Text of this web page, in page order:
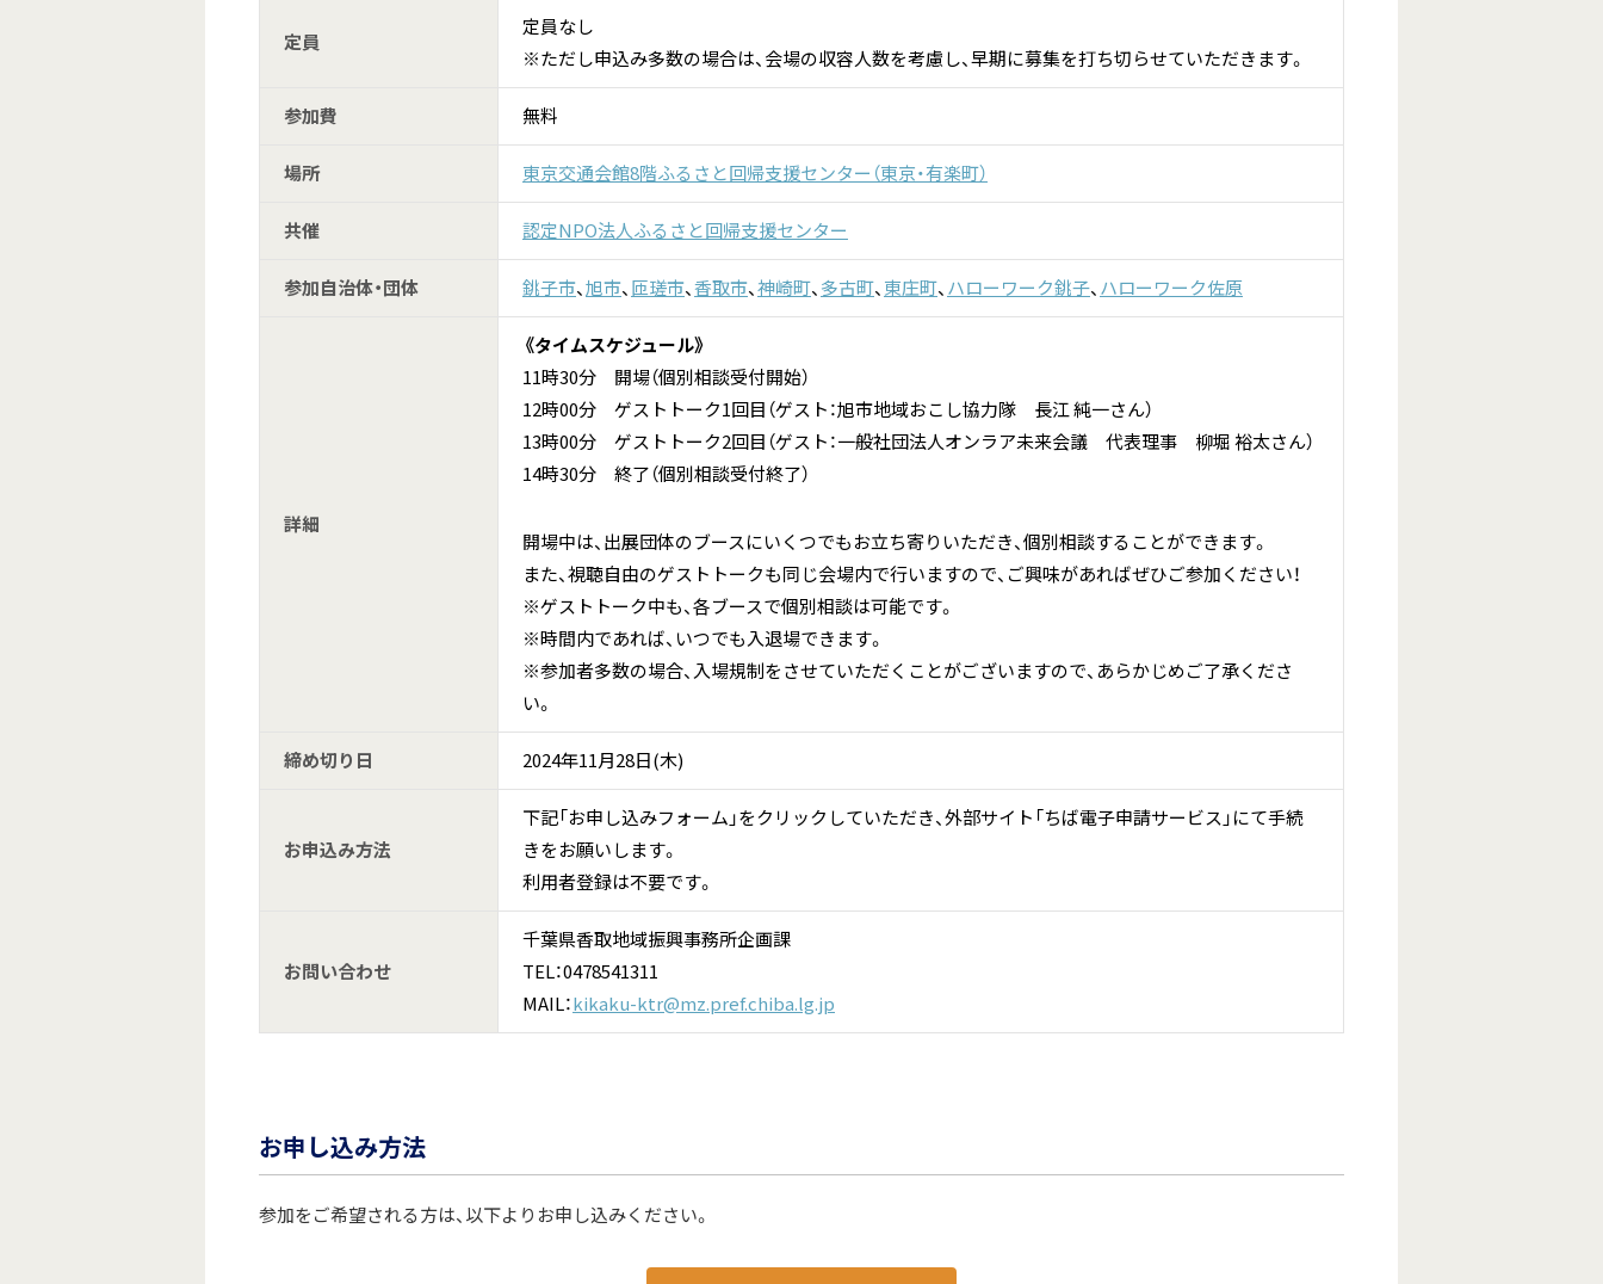
定員
定員なし
※ただし申込み多数の場合は、会場の収容人数を考慮し、早期に募集を打ち切らせていただきます。
参加費 無料
場所 東京交通会館8階ふるさと回帰支援センター（東京・有楽町）
共催 認定NPO法人ふるさと回帰支援センター
参加自治体・団体 銚子市、旭市、匝瑳市、香取市、神崎町、多古町、東庄町、ハローワーク銚子、ハローワーク佐原
詳細
《タイムスケジュール》
11時30分 開場（個別相談受付開始）
12時00分 ゲストトーク1回目（ゲスト：旭市地域おこし協力隊 長江 純一さん）
13時00分 ゲストトーク2回目（ゲスト：一般社団法人オンラア未来会議 代表理事 柳堀 裕太さん）
14時30分 終了（個別相談受付終了）
開場中は、出展団体のブースにいくつでもお立ち寄りいただき、個別相談することができます。
また、視聴自由のゲストトークも同じ会場内で行いますので、ご興味があればぜひご参加ください！
※ゲストトーク中も、各ブースで個別相談は可能です。
※時間内であれば、いつでも入退場できます。
※参加者多数の場合、入場規制をさせていただくことがございますので、あらかじめご了承くださ
い。
締め切り日 2024年11月28日(木)
お申込み方法
下記「お申し込みフォーム」をクリックしていただき、外部サイト「ちば電子申請サービス」にて手続
きをお願いします。
利用者登録は不要です。
お問い合わせ
千葉県香取地域振興事務所企画課
TEL：0478541311
MAIL：kikaku-ktr@mz.pref.chiba.lg.jp
お申し込み方法
参加をご希望される方は、以下よりお申し込みください。